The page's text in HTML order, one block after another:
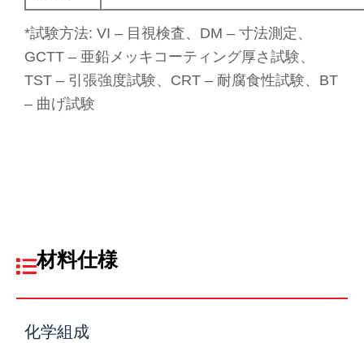
*試験方法: VI – 目視検査、DM – 寸法測定、
GCTT – 亜鉛メッキコーティング厚さ試験、
TST – 引張強度試験、CRT – 耐腐食性試験、BT
– 曲げ試験
材料仕様
化学組成